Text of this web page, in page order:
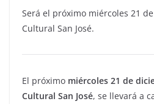
Será el próximo miércoles 21
Cultural San José.
El próximo miércoles 21 de
Cultural San José, se llevará a